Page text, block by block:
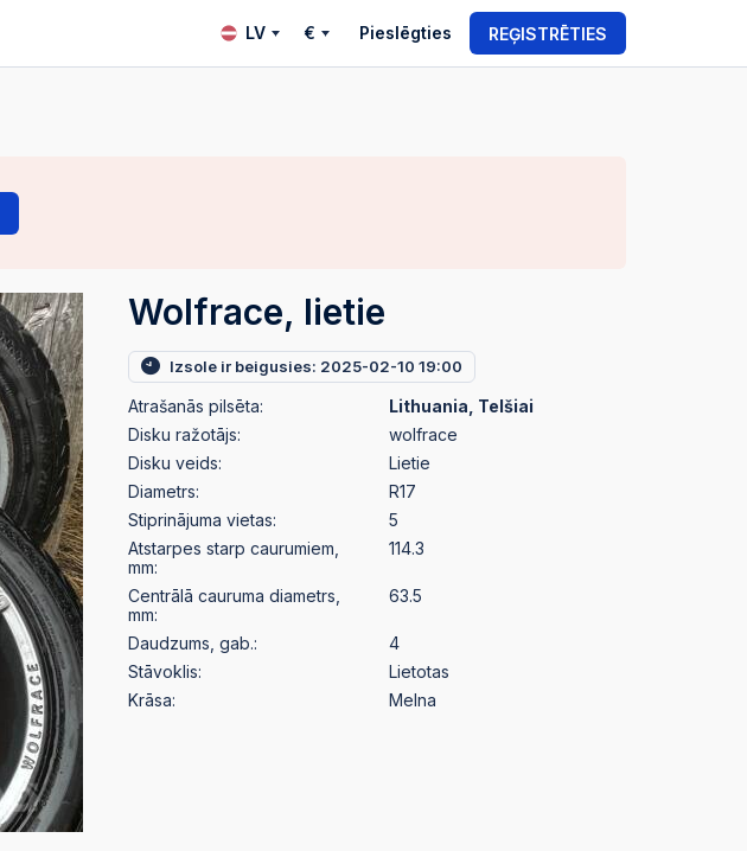
LV € Pieslēgties REĢISTRĒTIES
Wolfrace, lietie
Izsole ir beigusies: 2025-02-10 19:00
Atrašanās pilsēta:
Lithuania, Telšiai
Disku ražotājs:
wolfrace
Disku veids:
Lietie
Diametrs:
R17
Stiprinājuma vietas:
5
Atstarpes starp caurumiem,
mm:
114.3
Centrālā cauruma diametrs,
mm:
63.5
Daudzums, gab.:
4
Stāvoklis:
Lietotas
Krāsa:
Melna